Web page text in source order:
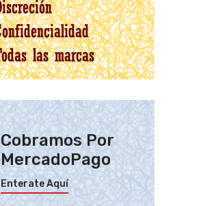
Cobramos Por
MercadoPago
Enterate Aquí